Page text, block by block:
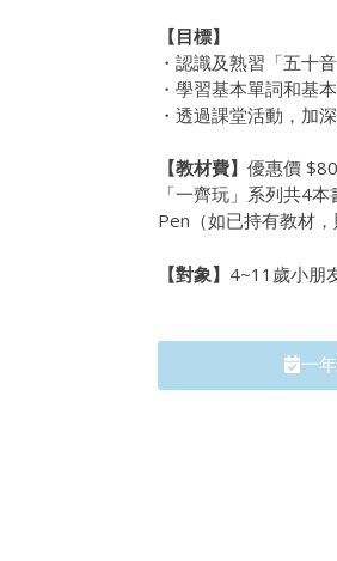
【目標】
・認識及熟習「五十
・學習基本單詞和基
・透過課堂活動，加
【教材費】 優惠價
「一齊玩」系列共4
Pen（如已持有教材，
【對象】 4~11歲小朋
一